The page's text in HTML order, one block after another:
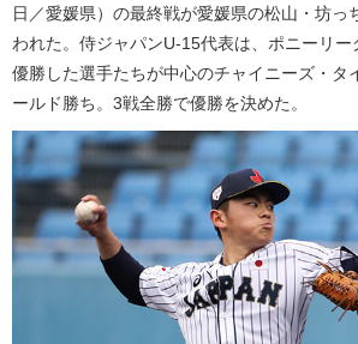
日／愛媛県）の最終戦が愛媛県の松山・坊っ
われた。侍ジャパンU-15代表は、ポニーリ
優勝した選手たちが中心のチャイニーズ・タ
ールド勝ち。3戦全勝で優勝を決めた。